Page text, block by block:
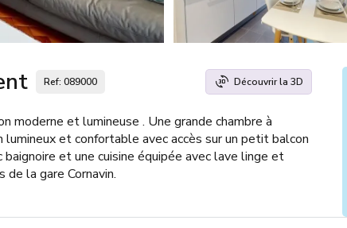
Ref: 089000 Découvrir la 3D
moderne et lumineuse . Une grande chambre à
et confortable avec accès sur un petit balcon
et une cuisine équipée avec lave linge et
la gare Cornavin.